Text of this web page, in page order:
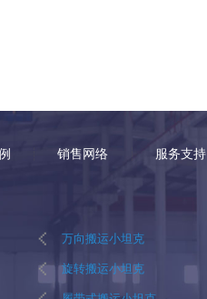
销售网络 服务支持
万向搬运小坦克
旋转搬运小坦克